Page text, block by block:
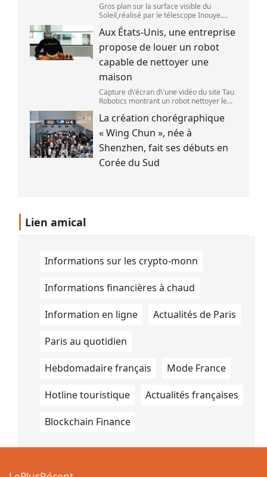
Gros plan sur la surface visible du
Soleil,réalisé par le télescope Inouye.
(NSF/NSO/AURA/MPS) Certains se
préparent peut-être à photographier le
mieux possible l\'éclipse solaire,prévue le
1
Aux États-Unis, une entreprise
propose de louer un robot
capable de nettoyer une
maison
Capture d\'écran d\'une vidéo du site Tau
Robotics montrant un robot nettoyer le
Robotics)
La création chorégraphique
« Wing Chun », née à
Shenzhen, fait ses débuts en
Corée du Sud
Lien amical
Informations sur les crypto-monn
Informations financières à chaud
Information en ligne Actualités de Paris
Paris au quotidien
Hebdomadaire français Mode France
Hotline touristique Actualités françaises
Blockchain Finance